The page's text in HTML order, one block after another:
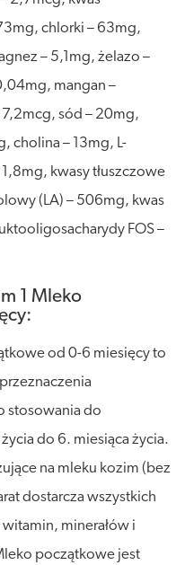
chlorki – 63mg,
– 5,1mg, żelazo –
mangan –
sód – 20mg,
cholina – 13mg, L-
kwasy tłuszczowe
(LA) – 506mg, kwas
FOS –
1 Mleko
od 0-6 miesięcy to
stosowania do
do 6. miesiąca życia.
na mleku kozim (bez
dostarcza wszystkich
minerałów i
początkowe jest